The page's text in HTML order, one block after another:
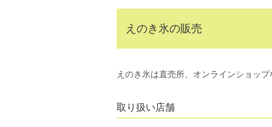
えのき氷の販売
えのき氷は直売所、オンラインショップ
取り扱い店舗